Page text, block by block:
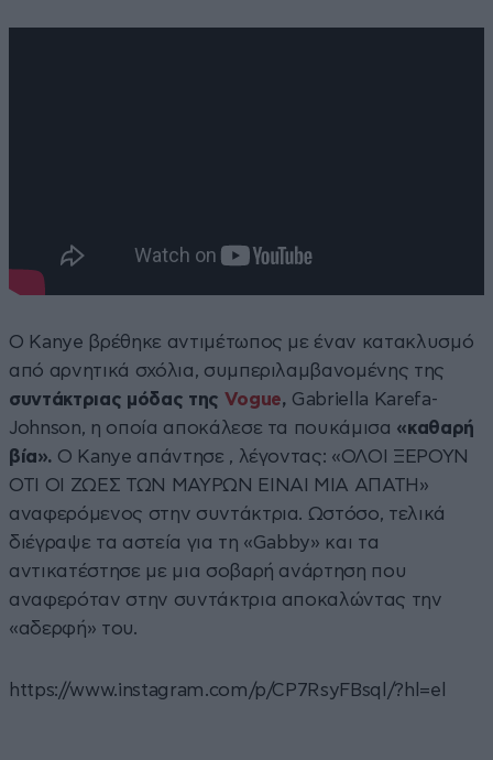
Ο Kanye βρέθηκε αντιμέτωπος με έναν κατακλυσμό
από αρνητικά σχόλια, συμπεριλαμβανομένης της
συντάκτριας μόδας της Vogue, Gabriella Karefa-
Johnson, η οποία αποκάλεσε τα πουκάμισα «καθαρή
βία». Ο Kanye απάντησε , λέγοντας: «ΟΛΟΙ ΞΕΡΟΥΝ
ΟΤΙ ΟΙ ΖΩΕΣ ΤΩΝ ΜΑΥΡΩΝ ΕΙΝΑΙ ΜΙΑ ΑΠΑΤΗ»
αναφερόμενος στην συντάκτρια. Ωστόσο, τελικά
διέγραψε τα αστεία για τη «Gabby» και τα
αντικατέστησε με μια σοβαρή ανάρτηση που
αναφερόταν στην συντάκτρια αποκαλώντας την
«αδερφή» του.
https://www.instagram.com/p/CP7RsyFBsql/?hl=el